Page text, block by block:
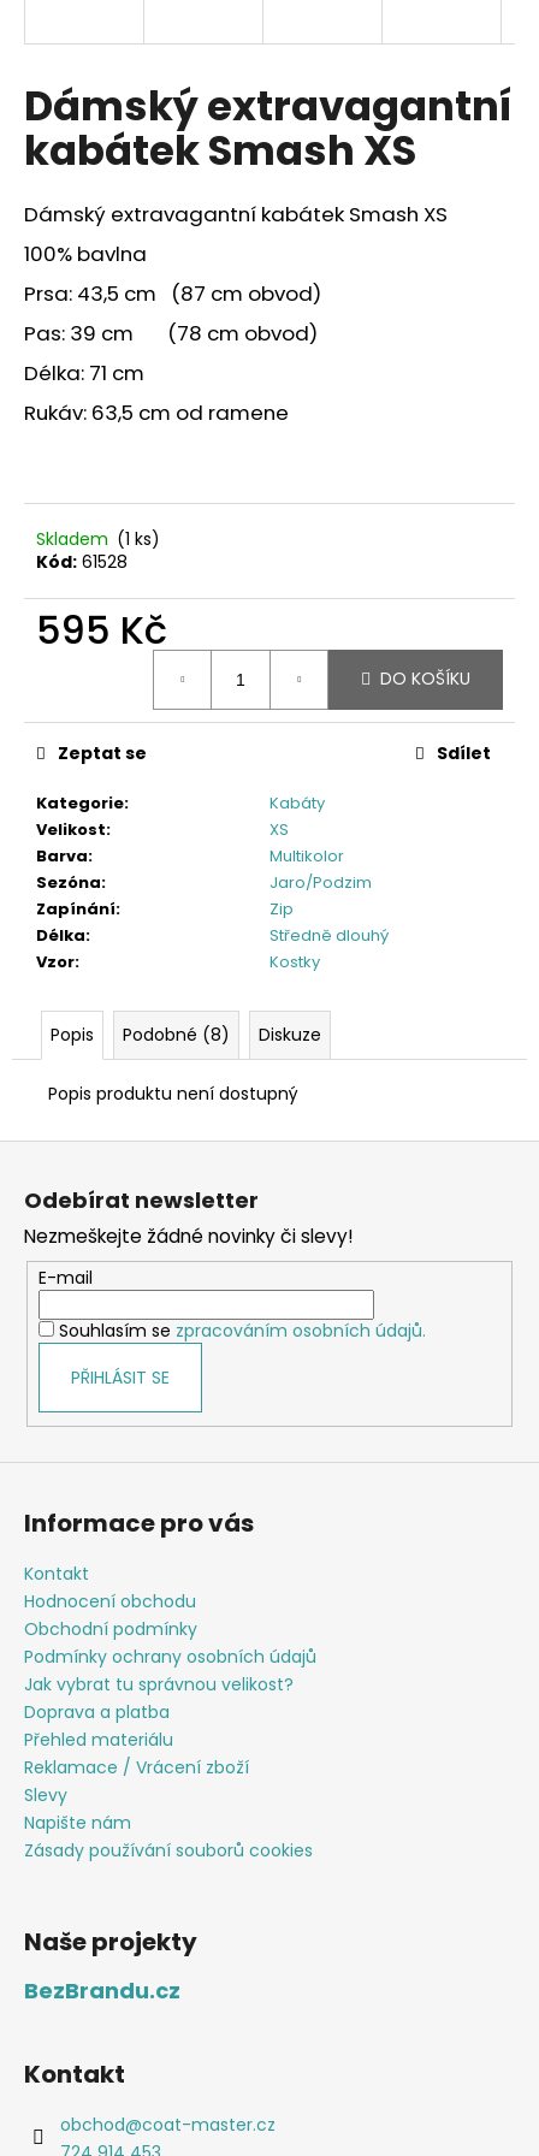
Dámský extravagantní
kabátek Smash XS
Dámský extravagantní kabátek Smash XS
100% bavlna
Prsa: 43,5 cm (87 cm obvod)
Pas: 39 cm (78 cm obvod)
Délka: 71 cm
Rukáv: 63,5 cm od ramene
Skladem (1 ks)
Kód: 61528
595 Kč
DO KOŠÍKU
Kategorie:
Kabáty
Velikost:
XS
Barva:
Multikolor
Sezóna:
Jaro/Podzim
Zapínání:
Zip
Délka:
Středně dlouhý
Vzor: Kostky
Zeptat se Sdílet
Popis Podobné (8) Diskuze
Popis produktu není dostupný
í
t
?
Z
Odebírat newsletter
Nezmeškejte žádné novinky či slevy!
E-mail
Souhlasím se zpracováním osobních údajů.
PŘIHLÁSIT SE
Informace pro vás
Kontakt
Hodnocení obchodu
Obchodní podmínky
Podmínky ochrany osobních údajů
Jak vybrat tu správnou velikost?
Doprava a platba
Přehled materiálu
Reklamace / Vrácení zboží
Slevy
Napište nám
Zásady používání souborů cookies
Naše projekty
BezBrandu.cz
Kontakt
obchod@coat-master.cz